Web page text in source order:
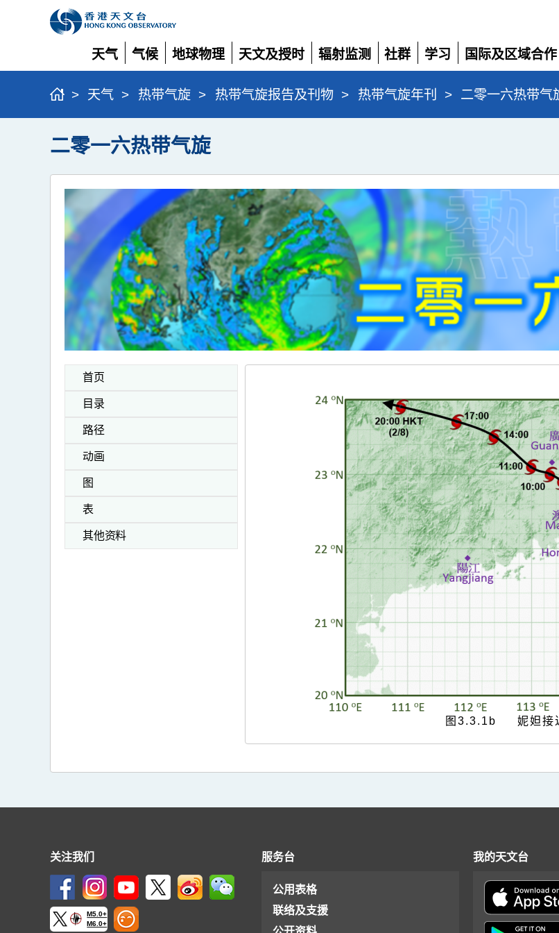
天气
展
开
气候
展
开
地球物理
展
开
天文及授时
展
开
辐射监测
展
开
社群
展
开
学习
展
开
国际及区域合作
展
开
> 天气 > 热带气旋 > 热带气旋报告及刊物 > 热带气旋年刊 > 二零一六热带气
二零一六热带气旋
首页
目录
路径
动画
图
表
其他资料
图3.3.1b 妮妲接
关注我们
M5.0+
M6.0+
服务台
公用表格
联络及支援
我的天文台